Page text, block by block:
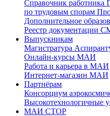
Cправочник работника
по трудовым спорам
Дополнительное
Реестр документации
Выпускникам
Магистратура
Онлайн-курсы МАИ
Работа и карьера в МАИ
Интернет-магазин МАИ
Партнёрам
Консорциум
Высокотехнологичные
МАИ СТОР